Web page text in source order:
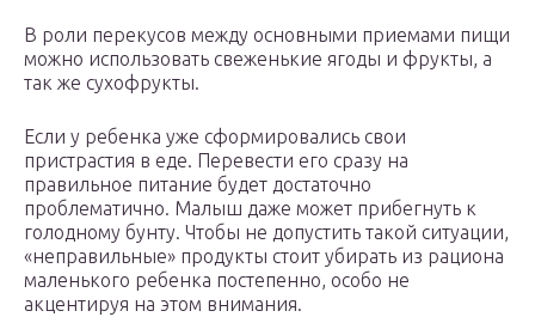
В роли перекусов между основными приемами пищи
можно использовать свеженькие ягоды и фрукты, а
так же сухофрукты.
Если у ребенка уже сформировались свои
пристрастия в еде. Перевести его сразу на
правильное питание будет достаточно
проблематично. Малыш даже может прибегнуть к
голодному бунту. Чтобы не допустить такой ситуации,
«неправильные» продукты стоит убирать из рациона
маленького ребенка постепенно, особо не
акцентируя на этом внимания.